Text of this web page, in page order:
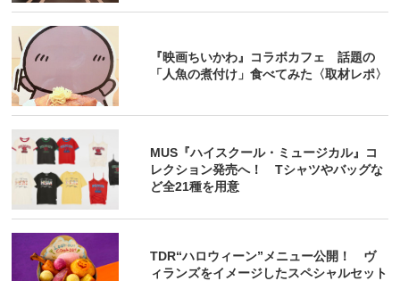
『映画ちいかわ』コラボカフェ 話題の
「人魚の煮付け」食べてみた〈取材レポ〉
MUS『ハイスクール・ミュージカル』コ
レクション発売へ！ Tシャツやバッグな
ど全21種を用意
TDR“ハロウィーン”メニュー公開！ ヴ
ィランズをイメージしたスペシャルセット